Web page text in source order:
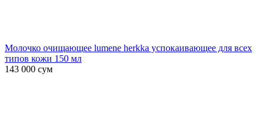
Молочко очищающее lumene herkka успокаивающее для всех
типов кожи 150 мл
143 000 сум